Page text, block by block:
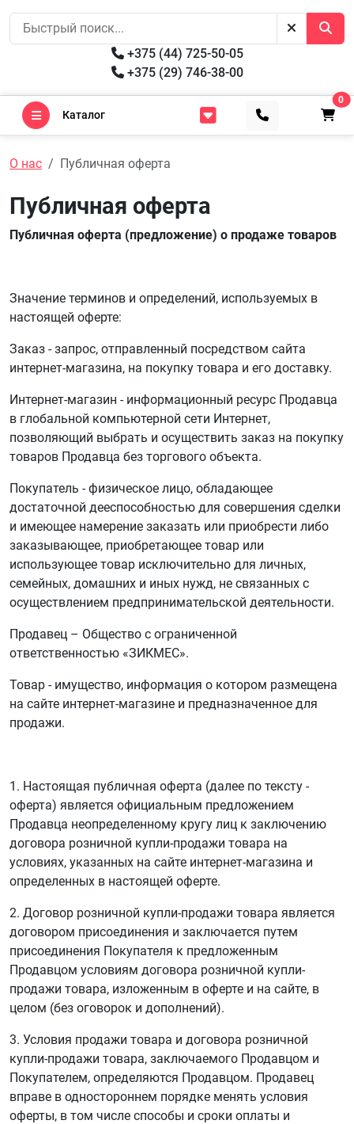
+375 (44) 725-50-05
+375 (29) 746-38-00
Каталог
0
О нас Публичная оферта
Публичная оферта
Публичная оферта (предложение) о продаже товаров
Значение терминов и определений, используемых в
настоящей оферте:
Заказ - запрос, отправленный посредством сайта
интернет-магазина, на покупку товара и его доставку.
Интернет-магазин - информационный ресурс Продавца
в глобальной компьютерной сети Интернет,
позволяющий выбрать и осуществить заказ на покупку
товаров Продавца без торгового объекта.
Покупатель - физическое лицо, обладающее
достаточной дееспособностью для совершения сделки
и имеющее намерение заказать или приобрести либо
заказывающее, приобретающее товар или
использующее товар исключительно для личных,
семейных, домашних и иных нужд, не связанных с
осуществлением предпринимательской деятельности.
Продавец – Общество с ограниченной
ответственностью «ЗИКМЕС».
Товар - имущество, информация о котором размещена
на сайте интернет-магазине и предназначенное для
продажи.
1. Настоящая публичная оферта (далее по тексту -
оферта) является официальным предложением
Продавца неопределенному кругу лиц к заключению
договора розничной купли-продажи товара на
условиях, указанных на сайте интернет-магазина и
определенных в настоящей оферте.
2. Договор розничной купли-продажи товара является
договором присоединения и заключается путем
присоединения Покупателя к предложенным
Продавцом условиям договора розничной купли-
продажи товара, изложенным в оферте и на сайте, в
целом (без оговорок и дополнений).
3. Условия продажи товара и договора розничной
купли-продажи товара, заключаемого Продавцом и
Покупателем, определяются Продавцом. Продавец
вправе в одностороннем порядке менять условия
оферты, в том числе способы и сроки оплаты и